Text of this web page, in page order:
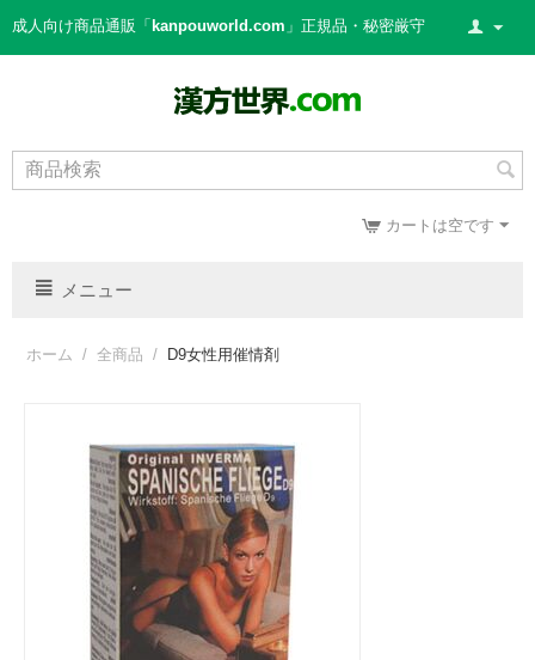
成人向け商品通販「 kanpouworld.com 」正規品・秘密厳守
カートは空です
メニュー
ホーム / 全商品 / D9女性用催情剤